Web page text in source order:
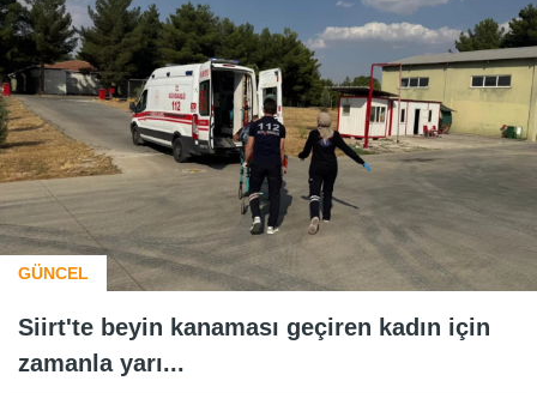
GÜNCEL
Siirt'te beyin kanaması geçiren kadın için
zamanla yarı...